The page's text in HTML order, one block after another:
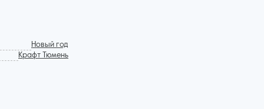
Новый год
Крафт Тюмень